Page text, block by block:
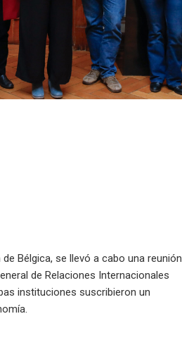
Bélgica, se llevó a cabo una reunión
de Relaciones Internacionales
instituciones suscribieron un